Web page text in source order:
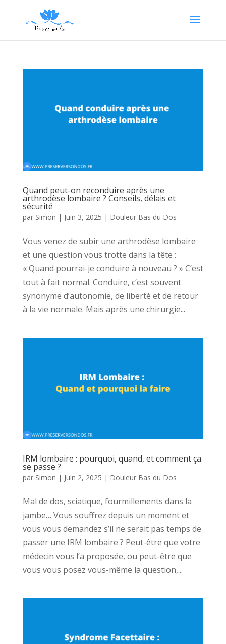
Quand peut-on reconduire après une
arthrodèse lombaire ? Conseils, délais et
sécurité
par Simon | Juin 3, 2025 | Douleur Bas du Dos
Vous venez de subir une arthrodèse lombaire
et une question vous trotte dans la tête :
« Quand pourrai-je conduire à nouveau ? » C’est
tout à fait normal. Conduire, c’est souvent
synonyme d’autonomie, de liberté et de retour
à la vie normale. Mais après une chirurgie...
IRM lombaire : pourquoi, quand, et comment ça
se passe ?
par Simon | Juin 2, 2025 | Douleur Bas du Dos
Mal de dos, sciatique, fourmillements dans la
jambe… Vous souffrez depuis un moment et
vous vous demandez s’il ne serait pas temps de
passer une IRM lombaire ? Peut-être que votre
médecin vous l’a proposée, ou peut-être que
vous vous posez vous-même la question,...